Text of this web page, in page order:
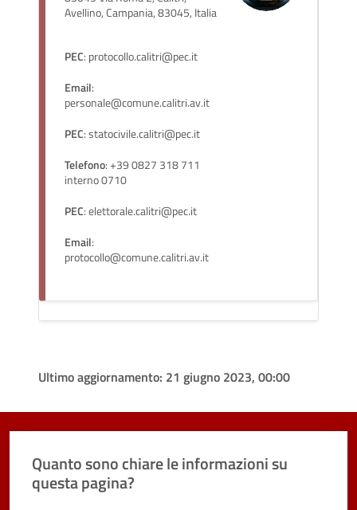
Avellino, Campania, 83045, Italia
PEC: protocollo.calitri@pec.it
Email:
personale@comune.calitri.av.it
PEC: statocivile.calitri@pec.it
Telefono: +39 0827 318 711
interno 0710
PEC: elettorale.calitri@pec.it
Email:
protocollo@comune.calitri.av.it
Ultimo aggiornamento: 21 giugno 2023, 00:00
Quanto sono chiare le informazioni su
questa pagina?